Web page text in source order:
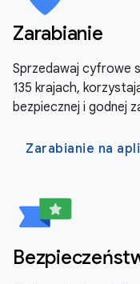
Zarabianie
Sprzedawaj cyfrowe
135 krajach,
bezpiecznej i godnej
Zarabianie na